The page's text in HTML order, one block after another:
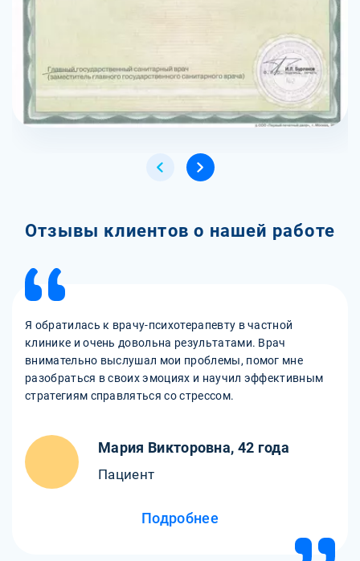
Отзывы клиентов о нашей работе
Я обратилась к врачу-психотерапевту в частной
клинике и очень довольна результатами. Врач
внимательно выслушал мои проблемы, помог мне
разобраться в своих эмоциях и научил эффективным
стратегиям справляться со стрессом.
Мария Викторовна, 42 года
Пациент
Подробнее